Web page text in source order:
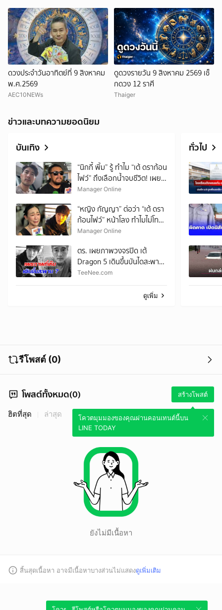
ดวงประจำวันอาทิตย์ที่ 9 สิงหาคม
พ.ศ.2569
AEC10NEWs
ดูดวงรายวัน 9 สิงหาคม 2569 เช็
กดวง 12 ราศี
Thaiger
ข่าวและบทความยอดนิยม
บันเทิง
“นิกกี้ พิ้ม” รู้ ทำไม “เต้ ดราก้อน
ไฟว์” ถึงเลือกน้ำจบชีวิต! เผย
เพื่อนมีปัญหาธุรกิจ แต่ไม่คิดว่า
Manager Online
“หญิง กัญญา” ต่อว่า “เต้ ดรา
ก้อนไฟว์” หน้าโลง ทำไมไม่โทร.!
ปล่อยโฮหนัก เราทำหน้าที่เพื่อน
Manager Online
ตร. เผยภาพวงจรปิด เต้
Dragon 5 เดินขึ้นบันไดสะพาน
?
TeeNee.com
ดูเพิ่ม
ทั่วไป
รีโพสต์ (0)
โพสต์ทั้งหมด(0) สร้างโพสต์
โควตมุมมองของคุณผ่านคอนเทนต์นี้บน
LINE TODAY
ฮิตที่สุด ล่าสุด
ยังไม่มีเนื้อหา
สิ้นสุดเนื้อหา อาจมีเนื้อหาบางส่วนไม่แสดงดูเพิ่มเติม